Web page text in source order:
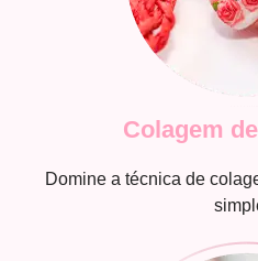
Colagem
Domine a técnica de